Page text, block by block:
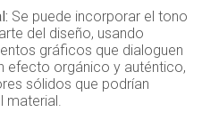
Se puede incorporar el tono
del diseño, usando
gráficos que dialoguen
efecto orgánico y auténtico,
sólidos que podrían
material.